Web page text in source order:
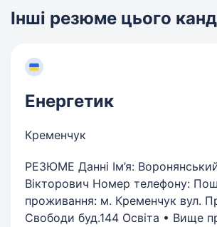
Інші резюме цього
Енергетик
Кременчук
РЕЗЮМЕ Данні Ім’я:
Вікторович Номер телефону:
проживання: м. Кременчук вул.
Свободи буд.144 Освіта • Вище